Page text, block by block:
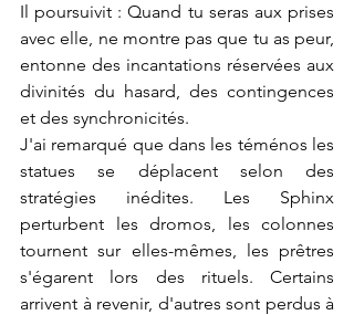
Il poursuivit : Quand tu seras aux prises
avec elle, ne montre pas que tu as peur,
entonne des incantations réservées aux
divinités du hasard, des contingences
et des synchronicités.
J'ai remarqué que dans les téménos les
statues se déplacent selon des
stratégies inédites. Les Sphinx
perturbent les dromos, les colonnes
tournent sur elles-mêmes, les prêtres
s'égarent lors des rituels. Certains
arrivent à revenir, d'autres sont perdus à